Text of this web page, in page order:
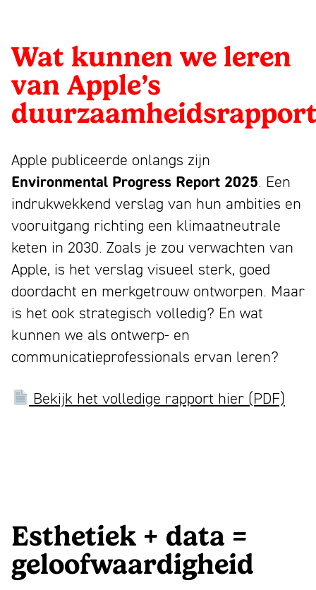
trekt
aandacht,
maakt
indruk
laat
mensen
glimlachen
Mattmo,
gespecialiseerd
in
marketing,
ondersteuning
en
jaarverslagen
Contact
Linkedin
Instagram
Facebook
NL EN
leren
van
Apple’s
Wat kunnen we leren
van Apple’s
Apple publiceerde onlangs zijn
Environmental Progress Report 2025. Een
indrukwekkend verslag van hun ambities en
vooruitgang richting een klimaatneutrale
keten in 2030. Zoals je zou verwachten van
Apple, is het verslag visueel sterk, goed
doordacht en merkgetrouw ontworpen. Maar
is het ook strategisch volledig? En wat
kunnen we als ontwerp- en
communicatieprofessionals ervan leren?
Bekijk het volledige rapport hier (PDF)
Esthetiek + data =
geloofwaardigheid